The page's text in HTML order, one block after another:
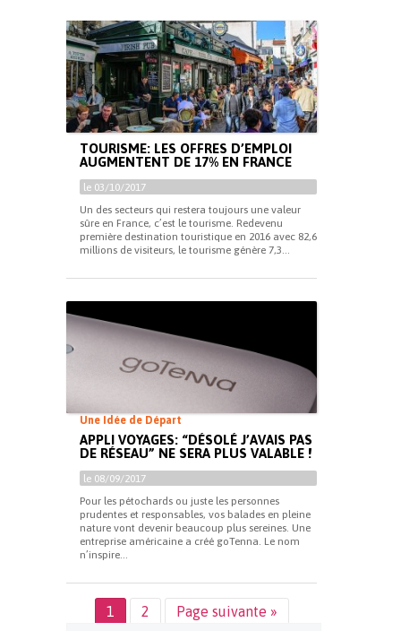
TOURISME: LES OFFRES D’EMPLOI
AUGMENTENT DE 17% EN FRANCE
le 03/10/2017
Un des secteurs qui restera toujours une valeur
sûre en France, c’est le tourisme. Redevenu
première destination touristique en 2016 avec 82,6
millions de visiteurs, le tourisme génère 7,3...
Une Idée de Départ
APPLI VOYAGES: “DÉSOLÉ J’AVAIS PAS
DE RÉSEAU” NE SERA PLUS VALABLE !
le 08/09/2017
Pour les pétochards ou juste les personnes
prudentes et responsables, vos balades en pleine
nature vont devenir beaucoup plus sereines. Une
entreprise américaine a créé goTenna. Le nom
n’inspire...
1 2 Page suivante »